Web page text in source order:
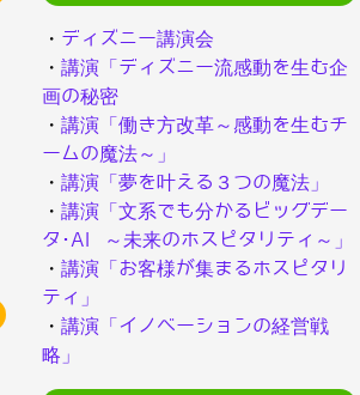
・ ディズニー講演会
・ 講演「ディズニー流感動を生む企
画の秘密
・ 講演「働き方改革～感動を生むチ
ームの魔法～」
・ 講演「夢を叶える３つの魔法」
・ 講演「文系でも分かるビッグデー
タ･AI ～未来のホスピタリティ～」
・ 講演「お客様が集まるホスピタリ
ティ」
・ 講演「イノベーションの経営戦
略」